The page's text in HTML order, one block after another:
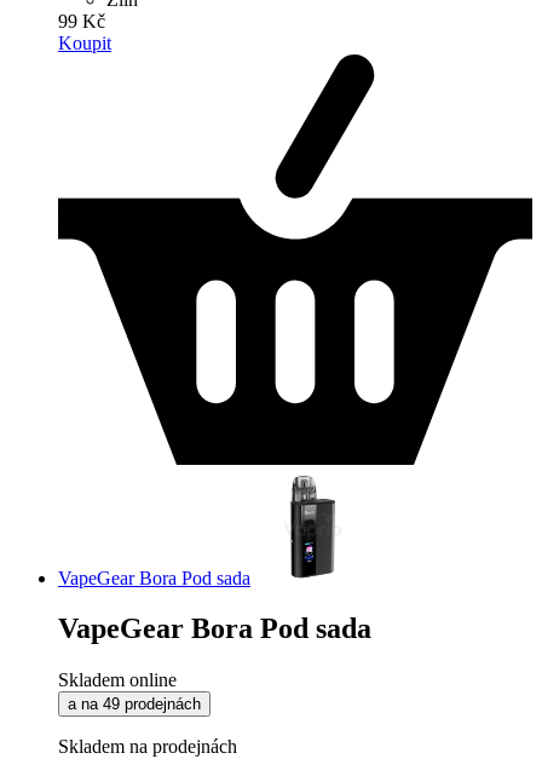
99 Kč
Koupit
VapeGear Bora Pod sada
VapeGear Bora Pod sada
Skladem online
a na 49 prodejnách
Skladem na prodejnách